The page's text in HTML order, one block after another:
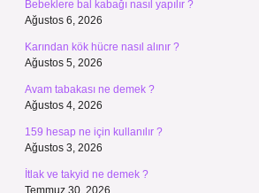
Bebeklere bal kabağı nasıl yapılır ?
Ağustos 6, 2026
Karından kök hücre nasıl alınır ?
Ağustos 5, 2026
Avam tabakası ne demek ?
Ağustos 4, 2026
159 hesap ne için kullanılır ?
Ağustos 3, 2026
İtlak ve takyid ne demek ?
Temmuz 30, 2026